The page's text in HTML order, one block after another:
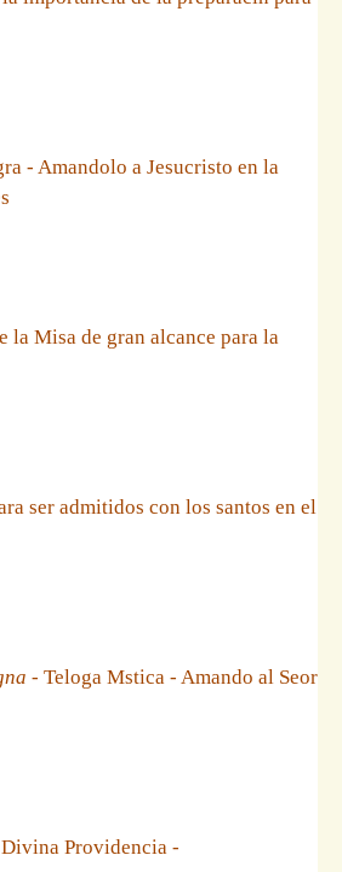
- Amandolo a Jesucristo en la
la Misa de gran alcance para la
ser admitidos con los santos en el
- Teloga Mstica - Amando al Seor
Providencia -